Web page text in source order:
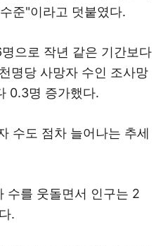
준"이라고 덧붙였다.
으로 작년 같은 기간보다
명당 사망자 수인 조사망
0.3명 증가했다.
수도 점차 늘어나는 추세
수를 웃돌면서 인구는 2
.